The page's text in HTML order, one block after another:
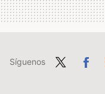
Síguenos